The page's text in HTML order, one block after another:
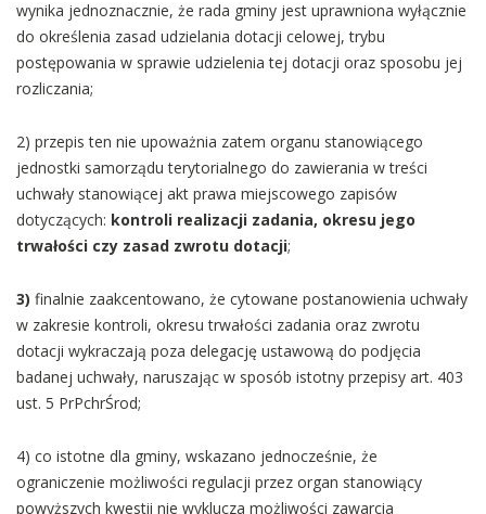
wynika jednoznacznie, że rada gminy jest uprawniona wyłącznie
do określenia zasad udzielania dotacji celowej, trybu
postępowania w sprawie udzielenia tej dotacji oraz sposobu jej
rozliczania;
2) przepis ten nie upoważnia zatem organu stanowiącego
jednostki samorządu terytorialnego do zawierania w treści
uchwały stanowiącej akt prawa miejscowego zapisów
dotyczących: kontroli realizacji zadania, okresu jego
trwałości czy zasad zwrotu dotacji;
3) finalnie zaakcentowano, że cytowane postanowienia uchwały
w zakresie kontroli, okresu trwałości zadania oraz zwrotu
dotacji wykraczają poza delegację ustawową do podjęcia
badanej uchwały, naruszając w sposób istotny przepisy art. 403
ust. 5 PrPchrŚrod;
4) co istotne dla gminy, wskazano jednocześnie, że
ograniczenie możliwości regulacji przez organ stanowiący
powyższych kwestii nie wyklucza możliwości zawarcia